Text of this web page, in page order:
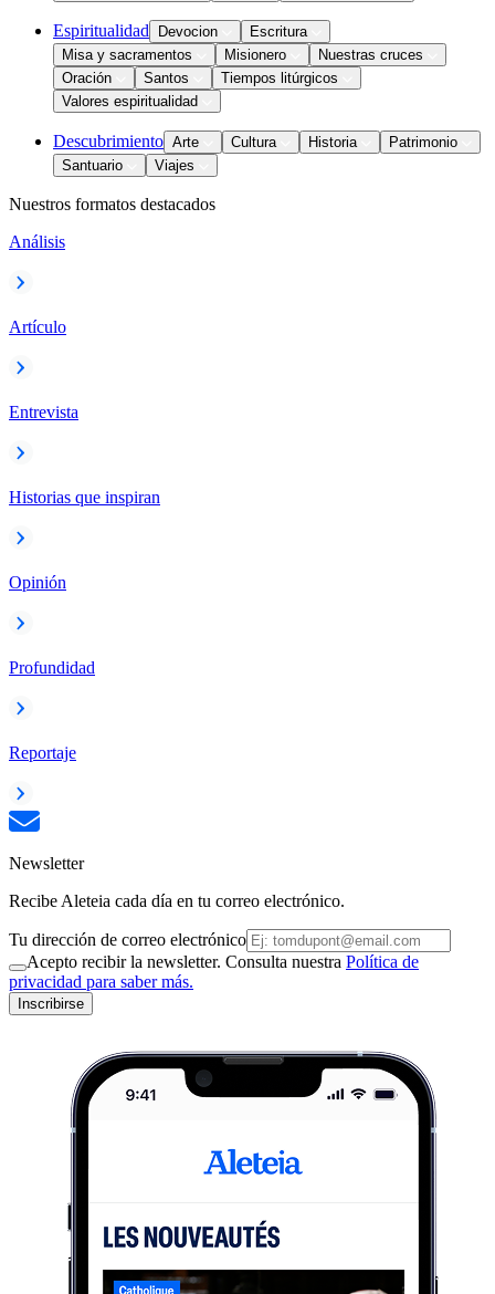
Espiritualidad Devocion
Escritura
Misa y sacramentos
Misionero
Nuestras cruces
Oración
Santos
Tiempos litúrgicos
Valores espiritualidad
Descubrimiento Arte Cultura Historia
Patrimonio
Santuario
Viajes
Nuestros formatos destacados
Análisis
Artículo
Entrevista
Historias que inspiran
Opinión
Profundidad
Reportaje
Newsletter
Recibe Aleteia cada día en tu correo electrónico.
Tu dirección de correo electrónico
Acepto recibir la newsletter. Consulta nuestra Política de
privacidad para saber más.
Inscribirse